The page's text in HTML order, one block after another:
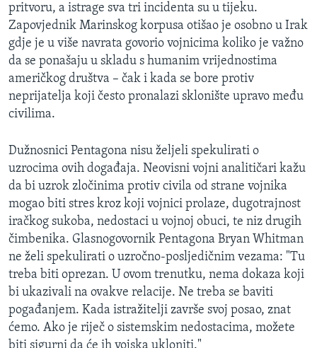
pritvoru, a istrage sva tri incidenta su u tijeku.
Zapovjednik Marinskog korpusa otišao je osobno u Irak
gdje je u više navrata govorio vojnicima koliko je važno
da se ponašaju u skladu s humanim vrijednostima
američkog društva – čak i kada se bore protiv
neprijatelja koji često pronalazi sklonište upravo među
civilima.
Dužnosnici Pentagona nisu željeli spekulirati o
uzrocima ovih događaja. Neovisni vojni analitičari kažu
da bi uzrok zločinima protiv civila od strane vojnika
mogao biti stres kroz koji vojnici prolaze, dugotrajnost
iračkog sukoba, nedostaci u vojnoj obuci, te niz drugih
čimbenika. Glasnogovornik Pentagona Bryan Whitman
ne želi spekulirati o uzročno-posljedičnim vezama: "Tu
treba biti oprezan. U ovom trenutku, nema dokaza koji
bi ukazivali na ovakve relacije. Ne treba se baviti
pogađanjem. Kada istražitelji završe svoj posao, znat
ćemo. Ako je riječ o sistemskim nedostacima, možete